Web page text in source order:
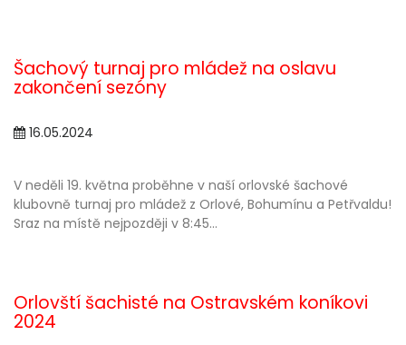
Šachový turnaj pro mládež na oslavu
zakončení sezóny
16.05.2024
V neděli 19. května proběhne v naší orlovské šachové
klubovně turnaj pro mládež z Orlové, Bohumínu a Petřvaldu!
Sraz na místě nejpozději v 8:45...
Orlovští šachisté na Ostravském koníkovi
2024